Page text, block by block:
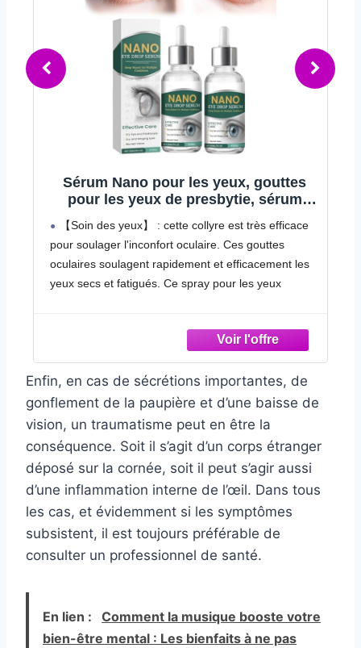
Sérum Nano pour les yeux, gouttes
pour les yeux de presbytie, sérum
pour soulager la fatigue des yeux et
améliorer la vision, doux et efficace (2)
【Soin des yeux】 : cette collyre est très efficace
pour soulager l'inconfort oculaire. Ces gouttes
oculaires soulagent rapidement et efficacement les
yeux secs et fatigués. Ce spray pour les yeux
【Soulage la fatigue des yeux】 : ces gouttes pour
les yeux sont fabriquées à partir d'ingrédients
naturels, sûrs et non irritants. Ces gouttes oculaires
peuvent réduire efficacement la fatigue oculaire
causée par l'utilisation prolongée d'écrans et
d'appareils numériques. Ces gouttes oculaires vous
aident à maintenir la santé des yeux.
【Formule naturelle】: ce spray pour les yeux est
fabriqué à partir d'ingrédients végétaux de haute
qualité. Ces gouttes oculaires ne causeront aucun
inconfort. Ce collyre soulage les yeux secs de
manière naturelle. En utilisant ces gouttes pour les
excellent effet hydratant. Ce traitement pour les
yeux fatigués aide vos yeux à se sentir hydratés et
Enfin, en cas de sécrétions importantes, de
gonflement de la paupière et d’une baisse de
vision, un traumatisme peut en être la
conséquence. Soit il s’agit d’un corps étranger
déposé sur la cornée, soit il peut s’agir aussi
d’une inflammation interne de l’œil. Dans tous
les cas, et évidemment si les symptômes
subsistent, il est toujours préférable de
consulter un professionnel de santé.
En lien :
Comment la musique booste votre
bien-être mental : Les bienfaits à ne pas